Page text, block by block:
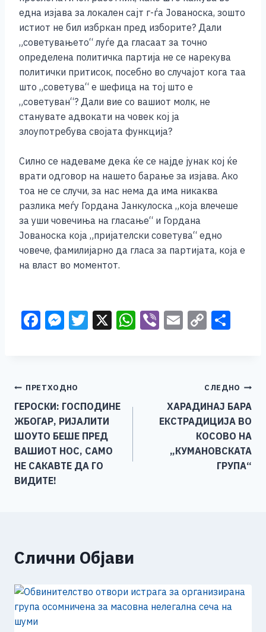
една изјава за локален сајт г-ѓа Јованоска, зошто
истиот не бил избркан пред изборите? Дали
„советувањето“ луѓе да гласаат за точно
определена политичка партија не се нарекува
политички притисок, посебно во случајот кога таа
што „советува“ е шефица на тој што е
„советуван“? Дали вие со вашиот молк, не
станувате адвокати на човек кој ја
злоупотребува својата функција?
Силно се надеваме дека ќе се најде јунак кој ќе
врати одговор на нашето барање за изјава. Ако
тоа не се случи, за нас нема да има никаква
разлика меѓу Гордана Јанкулоска „која влечеше
за уши човечиња на гласање“ и Гордана
Јованоска која „пријателски советува“ едно
човече, фамилијарно да гласа за партијата, која е
на власт во моментот.
F
b
o
o
k
M
n
g
er
T X W Vi E C
Li
n
k
Навигација
на
напис
ПРЕТХОДНО
ГЕРОСКИ: ГОСПОДИНЕ
ЖБОГАР, РИЈАЛИТИ
ШОУТО БЕШЕ ПРЕД
ВАШИОТ НОС, САМО
НЕ САКАВТЕ ДА ГО
ВИДИТЕ!
СЛЕДНО
ХАРАДИНАЈ БАРА
ЕКСТРАДИЦИЈА ВО
КОСОВО НА
„КУМАНОВСКАТА
ГРУПА“
Слични Објави